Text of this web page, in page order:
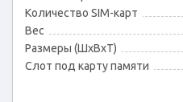
Количество SIM-карт
Вес
Размеры (ШxВxТ)
Слот под карту памяти